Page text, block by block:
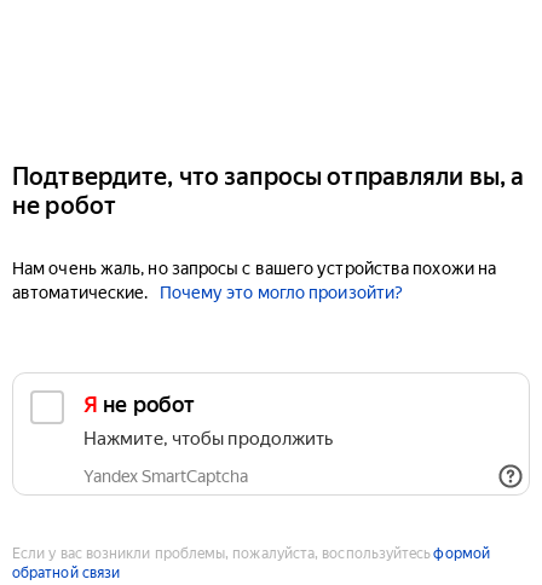
Подтвердите, что запросы отправляли вы, а
не робот
Нам очень жаль, но запросы с вашего устройства похожи на
автоматические.
Почему это могло произойти?
Я не робот
Нажмите, чтобы продолжить
Yandex SmartCaptcha
Если у вас возникли проблемы, пожалуйста, воспользуйтесьформой
обратной связи